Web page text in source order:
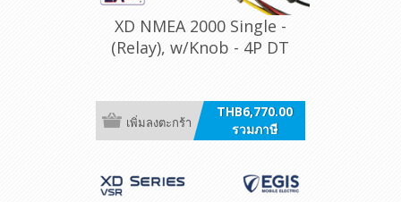
XD NMEA 2000 Single -
(Relay), w/Knob - 4P DT
THB6,770.00
รวมภาษี
เพิ่มลงตะกร้า